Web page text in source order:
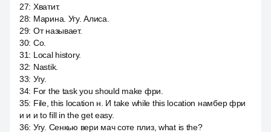
27: Хватит.
28: Марина. Угу. Алиса.
29: От называет.
30: Со.
31: Local history.
32: Nastik.
33: Угу.
34: For the task you should make фри.
35: File, this location н. И take while this location намбер фри
и и и to fill in the get easy.
36: Угу. Сенкью вери мач соте плиз, what is the?